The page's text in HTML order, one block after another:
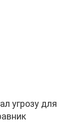
угрозу для